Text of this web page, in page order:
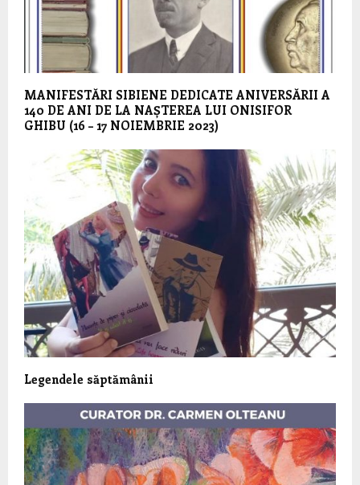
MANIFESTĂRI SIBIENE DEDICATE ANIVERSĂRII A
140 DE ANI DE LA NAȘTEREA LUI ONISIFOR
GHIBU (16 – 17 NOIEMBRIE 2023)
Legendele săptămânii